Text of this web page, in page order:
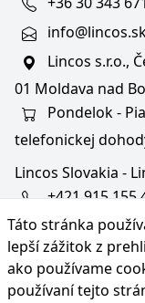
Táto stránka
lepší zážitok z
ako používame
používaní tejto
Lincos s.r.o.,
01 Moldava nad
Pondelok -
telefonickej
Lincos Slovakia -
+421 915 155
+36/30 343
Lincos s.r.o.,